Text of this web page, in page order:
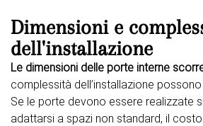
Dimensioni e
dell'installazione
Le dimensioni delle porte interne
complessità dell’installazione
Se le porte devono essere realizzate
adattarsi a spazi non standard, il